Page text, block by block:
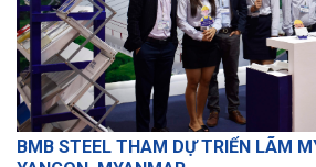
BMB STEEL THAM DỰ TRIỂN LÃM